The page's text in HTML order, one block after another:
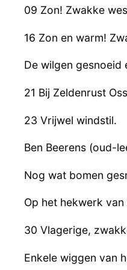
09 Zon! Zwakke
16 Zon en warm!
De wilgen gesnoeid
21 Bij Zeldenrust
23 Vrijwel windstil.
Ben Beerens (oud-
Nog wat bomen
Op het hekwerk
30 Vlagerige,
Enkele wiggen van